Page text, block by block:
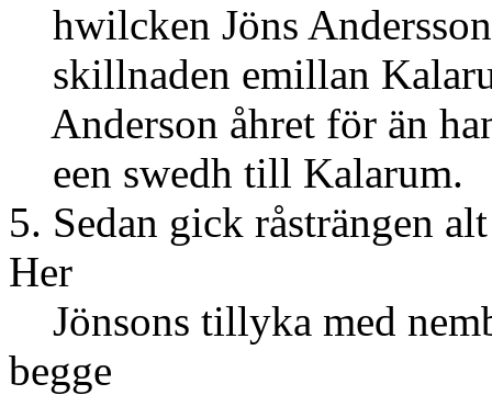
hwilcken Jöns
skillnaden emillan
Anderson åhret för än
een swedh till Kalarum.
5. Sedan gick råsträngen
Her
Jönsons tillyka med
begge